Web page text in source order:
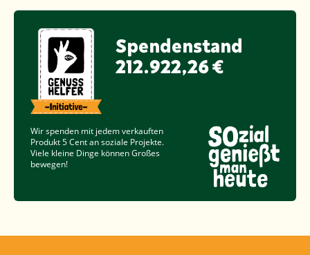
Spendenstand
212.922,26 €
Wir spenden mit jedem verkauften
Produkt5 Centan soziale Projekte.
Viele kleine Dinge können Großes
bewegen!